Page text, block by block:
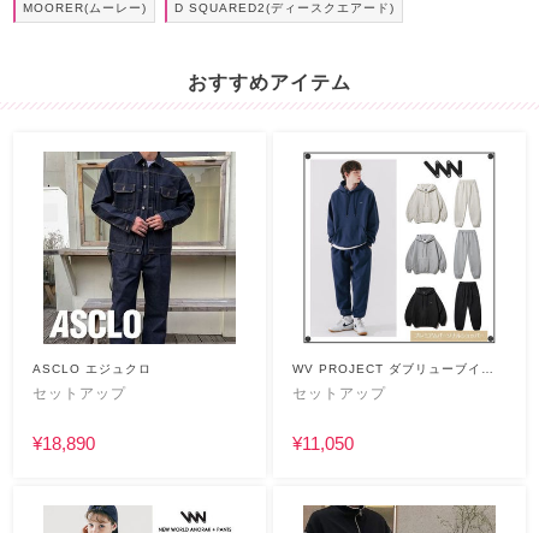
MOORER(ムーレー) D SQUARED2(ディースクエアード)
おすすめアイテム
ASCLO エジュクロ
セットアップ
¥18,890
WV PROJECT ダブリューブイプ
ロジェクト
セットアップ
¥11,050